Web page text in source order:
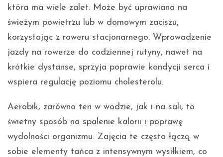
która ma wiele zalet. Może być uprawiana na
świeżym powietrzu lub w domowym zaciszu,
korzystając z roweru stacjonarnego. Wprowadzenie
jazdy na rowerze do codziennej rutyny, nawet na
krótkie dystanse, sprzyja poprawie kondycji serca i
wspiera regulację poziomu cholesterolu.
Aerobik, zarówno ten w wodzie, jak i na sali, to
świetny sposób na spalenie kalorii i poprawę
wydolności organizmu. Zajęcia te często łączą w
sobie elementy tańca z intensywnym wysiłkiem, co